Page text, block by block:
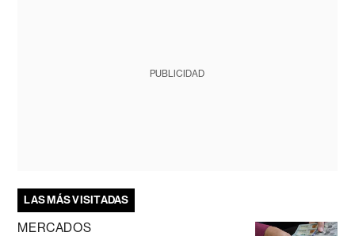
PUBLICIDAD
LAS MÁS VISITADAS
MERCADOS